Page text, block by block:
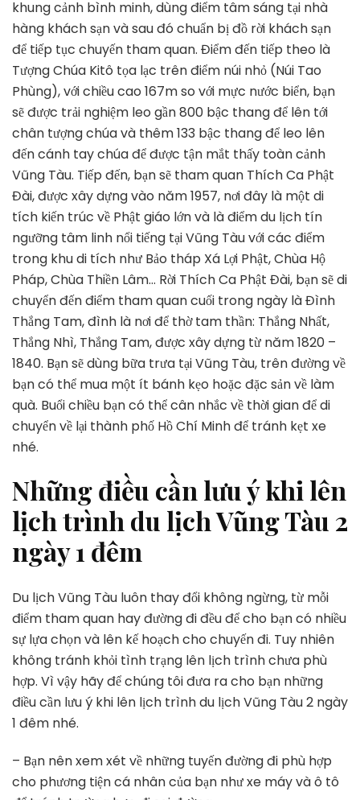
khung cảnh bình minh, dùng điểm tâm sáng tại nhà
hàng khách sạn và sau đó chuẩn bị đồ rời khách sạn
để tiếp tục chuyến tham quan. Điểm đến tiếp theo là
Tượng Chúa Kitô tọa lạc trên điểm núi nhỏ (Núi Tao
Phùng), với chiều cao 167m so với mực nước biển, bạn
sẽ được trải nghiệm leo gần 800 bậc thang để lên tới
chân tượng chúa và thêm 133 bậc thang để leo lên
đến cánh tay chúa để được tận mắt thấy toàn cảnh
Vũng Tàu. Tiếp đến, bạn sẽ tham quan Thích Ca Phật
Đài, được xây dựng vào năm 1957, nơi đây là một di
tích kiến trúc về Phật giáo lớn và là điểm du lịch tín
ngưỡng tâm linh nổi tiếng tại Vũng Tàu với các điểm
trong khu di tích như Bảo tháp Xá Lợi Phật, Chùa Hộ
Pháp, Chùa Thiền Lâm… Rời Thích Ca Phật Đài, bạn sẽ di
chuyển đến điểm tham quan cuối trong ngày là Đình
Thắng Tam, đình là nơi để thờ tam thần: Thắng Nhất,
Thắng Nhì, Thắng Tam, được xây dựng từ năm 1820 –
1840. Bạn sẽ dùng bữa trưa tại Vũng Tàu, trên đường về
bạn có thể mua một ít bánh kẹo hoặc đặc sản về làm
quà. Buổi chiều bạn có thể cân nhắc về thời gian để di
chuyển về lại thành phố Hồ Chí Minh để tránh kẹt xe
nhé.
Những điều cần lưu ý khi lên
lịch trình du lịch Vũng Tàu 2
ngày 1 đêm
Du lịch Vũng Tàu luôn thay đổi không ngừng, từ mỗi
điểm tham quan hay đường đi đều để cho bạn có nhiều
sự lựa chọn và lên kế hoạch cho chuyến đi. Tuy nhiên
không tránh khỏi tình trạng lên lịch trình chưa phù
hợp. Vì vậy hãy để chúng tôi đưa ra cho bạn những
điều cần lưu ý khi lên lịch trình du lịch Vũng Tàu 2 ngày
1 đêm nhé.
– Bạn nên xem xét về những tuyến đường đi phù hợp
cho phương tiện cá nhân của bạn như xe máy và ô tô